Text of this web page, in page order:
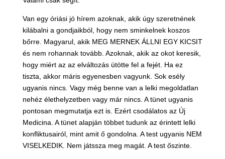
Van egy óriási jó hírem azoknak, akik úgy szeretnének
kilábalni a gondjaikból, hogy nem sminkelnek koszos
bőrre. Magyarul, akik MEG MERNEK ÁLLNI EGY KICSIT
és nem rohannak tovább. Azoknak, akik az okot keresik,
hogy miért az az elváltozás ütötte fel a fejét. Ha ez
tiszta, akkor máris egyenesben vagyunk. Sok esély
ugyanis nincs. Vagy még benne van a lelki megoldatlan
nehéz élethelyzetben vagy már nincs. A tünet ugyanis
pontosan megmutatja ezt is. Ezért csodálatos az Új
Medicina. A tünet alapján többet tudunk az érintett lelki
konfliktusairól, mint amit ő gondolna. A test ugyanis NEM
VISELKEDIK. Nem játssza meg magát. A test őszinte.